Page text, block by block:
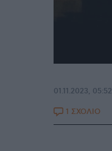
01.11.2023, 05:52
1 ΣΧΟΛΙΟ